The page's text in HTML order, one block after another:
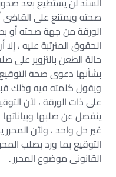
صحته ويمتنع على
الورقة من جهة صحته أو
الحقوق المترتبة عليه ،
حالة الطعن بالتزوير على
بشأنها دعوى صحة
ويقول كلمته فيه وذلك
على ذات الورقة ، لأن
ينفصل عن صلبها وبياناتها
غير حل واحد ، ولأن
التوقيع بما ورد بصلب
القانونى موضوع المحرر .